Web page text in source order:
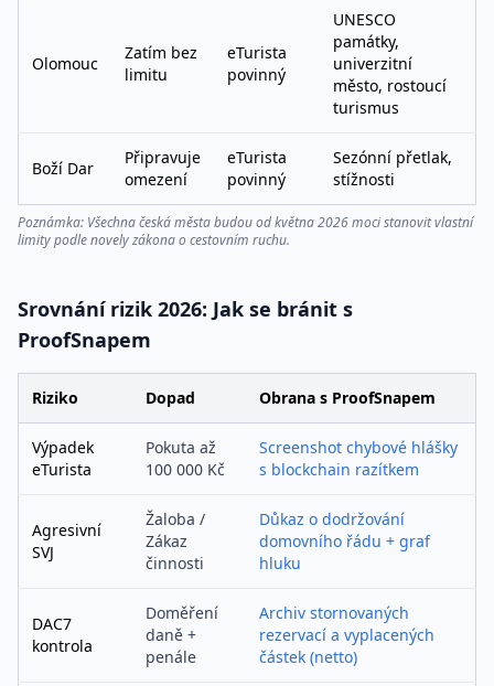
Olomouc
Zatím bez
limitu
eTurista
povinný
UNESCO
památky,
univerzitní
město, rostoucí
turismus
Boží Dar
Připravuje
omezení
eTurista
povinný
Sezónní přetlak,
stížnosti
Poznámka: Všechna česká města budou od května 2026 moci stanovit vlastní
limity podle novely zákona o cestovním ruchu.
Srovnání rizik 2026: Jak se bránit s
ProofSnapem
Riziko Dopad Obrana s ProofSnapem
Výpadek
eTurista
Pokuta až
100 000 Kč
Screenshot chybové hlášky
s blockchain razítkem
Agresivní
SVJ
Žaloba /
Zákaz
činnosti
Důkaz o dodržování
domovního řádu + graf
hluku
DAC7
kontrola
Doměření
daně +
penále
Archiv stornovaných
rezervací a vyplacených
částek (netto)